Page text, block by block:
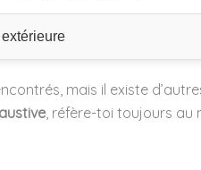
mais il existe
, réfère-toi toujours au